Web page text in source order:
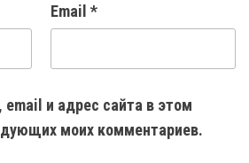
Email *
и адрес сайта в этом
моих комментариев.